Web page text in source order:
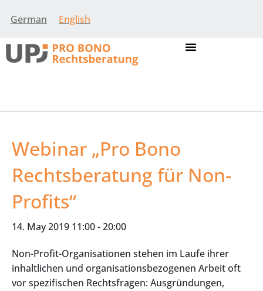
German English
Webinar „Pro Bono
Rechtsberatung für Non-
Profits“
14. May 2019 11:00-20:00
Non-Profit-Organisationen stehen im Laufe ihrer
inhaltlichen und organisationsbezogenen Arbeit oft
vor spezifischen Rechtsfragen: Ausgründungen,